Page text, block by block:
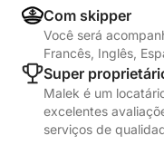
Com skipper
Você será
Francês, Inglês,
Super
Malek é um
excelentes
serviços de